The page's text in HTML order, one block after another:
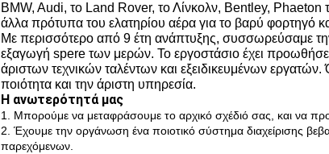
BMW, Audi, το Land Rover, το Λίνκολν, Bentley, Phaeton
άλλα πρότυπα του ελατηρίου αέρα για το βαρύ φορτηγό
Με περισσότερο από 9 έτη ανάπτυξης, συσσωρεύσαμε
εξαγωγή spere των μερών. Το εργοστάσιο έχει
άριστων τεχνικών ταλέντων και εξειδικευμένων
ποιότητα και την άριστη υπηρεσία.
Η ανωτερότητά μας
1. Μπορούμε να μεταφράσουμε το αρχικό σχέδιό σας, και να
2. Έχουμε την οργάνωση ένα ποιοτικό σύστημα διαχείρισης
παρεχόμενων.